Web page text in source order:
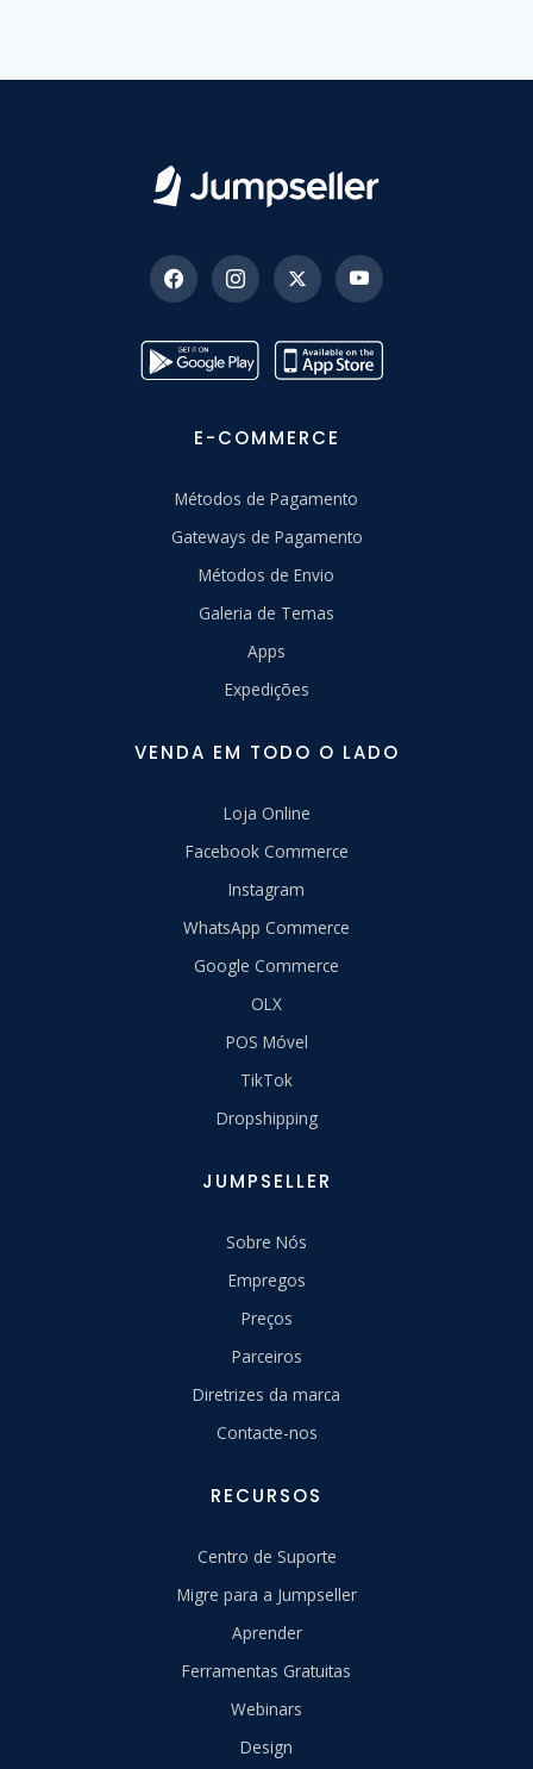
E-COMMERCE
Métodos de Pagamento
Gateways de Pagamento
Métodos de Envio
Galeria de Temas
Apps
Expedições
VENDA EM TODO O LADO
Loja Online
Facebook Commerce
Instagram
WhatsApp Commerce
Google Commerce
OLX
POS Móvel
TikTok
Dropshipping
JUMPSELLER
Sobre Nós
Empregos
Preços
Parceiros
Diretrizes da marca
Contacte-nos
RECURSOS
Centro de Suporte
Migre para a Jumpseller
Aprender
Ferramentas Gratuitas
Webinars
Design